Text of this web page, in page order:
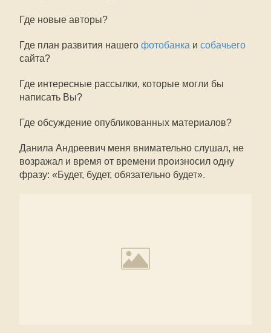
Где новые авторы?
Где план развития нашего фотобанка и собачьего
сайта?
Где интересные рассылки, которые могли бы
написать Вы?
Где обсуждение опубликованных материалов?
Данила Андреевич меня внимательно слушал, не
возражал и время от времени произносил одну
фразу: «Будет, будет, обязательно будет».